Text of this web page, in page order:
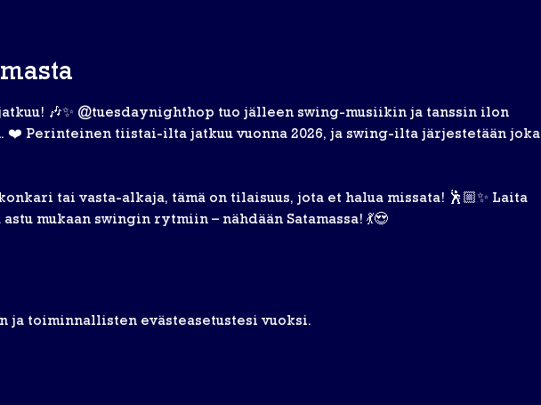
🎶✨ @tuesdaynighthop tuo jälleen swing-musiikin ja tanssin ilon
❤️ Perinteinen tiistai-ilta jatkuu vuonna 2026, ja swing-ilta järjestetään joka
tai vasta-alkaja, tämä on tilaisuus, jota et halua missata! 🕺🏼✨ Laita
mukaan swingin rytmiin – nähdään Satamassa! 💃😍
ja toiminnallisten evästeasetustesi vuoksi.